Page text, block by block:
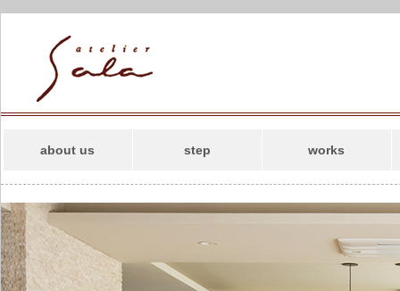
about us
アトリエサラの
SDGs
step works